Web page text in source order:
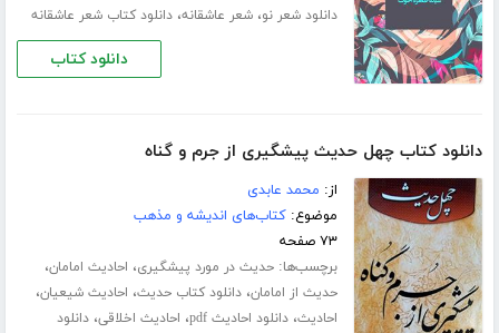
دانلود شعر نو،شعر عاشقانه،دانلود کتاب شعر عاشقانه
دانلود کتاب
دانلود کتاب چهل حدیث پیشگیری از جرم و گناه
از: محمد عابدی
موضوع:کتاب‌های اندیشه و مذهب
۷۳ صفحه
برچسب‌ها:حدیث در مورد پیشگیری، احادیث امامان،
حدیث از امامان،دانلود کتاب حدیث، احادیث شیعیان،
احادیث،دانلود احادیث pdf ، احادیث اخلاقی،دانلود